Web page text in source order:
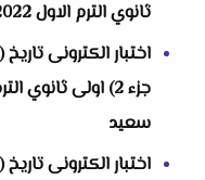
ثانوي الترم الاول 2022 مستر ثروت خليفة سعيد
اختبار الكترونى
سعيد
اختبار الكترونى